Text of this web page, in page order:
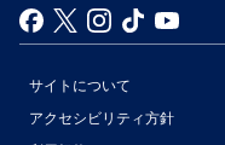
サイトについて
アクセシビリティ方針